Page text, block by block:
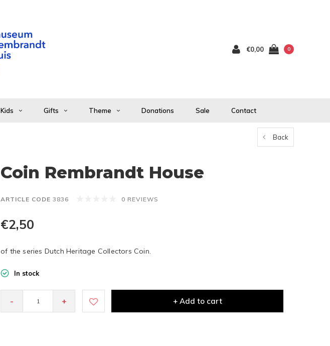
€0,00 0
Kids Gifts Theme Donations Sale Contact
Back
Coin Rembrandt House
ARTICLE CODE 3836 0 REVIEWS
€2,50
of the series Dutch Heritage Collectors Coin.
In stock
- + + Add to cart